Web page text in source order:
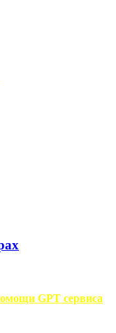
GPT сервиса